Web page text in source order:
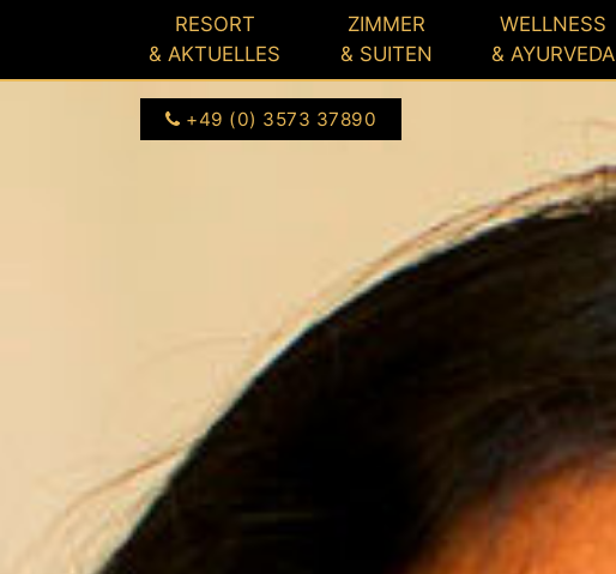
RESORT
& AKTUELLES
ZIMMER
& SUITEN
WELLNESS
& AYURVEDA
+49 (0) 3573 37890